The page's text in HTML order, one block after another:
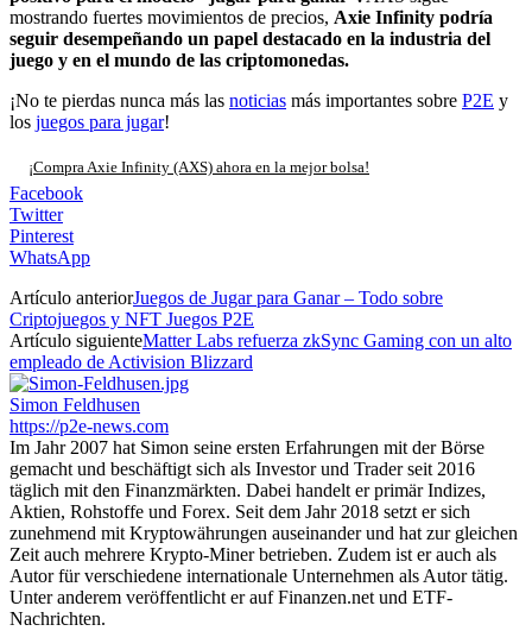
mostrando fuertes movimientos de precios, Axie Infinity podría
seguir desempeñando un papel destacado en la industria del
juego y en el mundo de las criptomonedas.
¡No te pierdas nunca más las noticias más importantes sobre P2E y
los juegos para jugar!
¡Compra Axie Infinity (AXS) ahora en la mejor bolsa!
Facebook
Twitter
Pinterest
WhatsApp
Artículo anteriorJuegos de Jugar para Ganar – Todo sobre
Criptojuegos y NFT Juegos P2E
Artículo siguienteMatter Labs refuerza zkSync Gaming con un alto
empleado de Activision Blizzard
Simon Feldhusen
https://p2e-news.com
Im Jahr 2007 hat Simon seine ersten Erfahrungen mit der Börse
gemacht und beschäftigt sich als Investor und Trader seit 2016
täglich mit den Finanzmärkten. Dabei handelt er primär Indizes,
Aktien, Rohstoffe und Forex. Seit dem Jahr 2018 setzt er sich
zunehmend mit Kryptowährungen auseinander und hat zur gleichen
Zeit auch mehrere Krypto-Miner betrieben. Zudem ist er auch als
Autor für verschiedene internationale Unternehmen als Autor tätig.
Unter anderem veröffentlicht er auf Finanzen.net und ETF-
Nachrichten.